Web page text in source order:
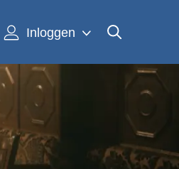
Inloggen